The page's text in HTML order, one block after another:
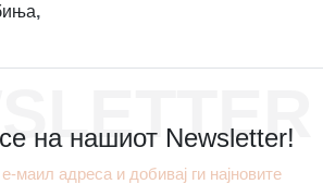
,
на нашиот Newsletter!
е-маил адреса и добивај ги најновите